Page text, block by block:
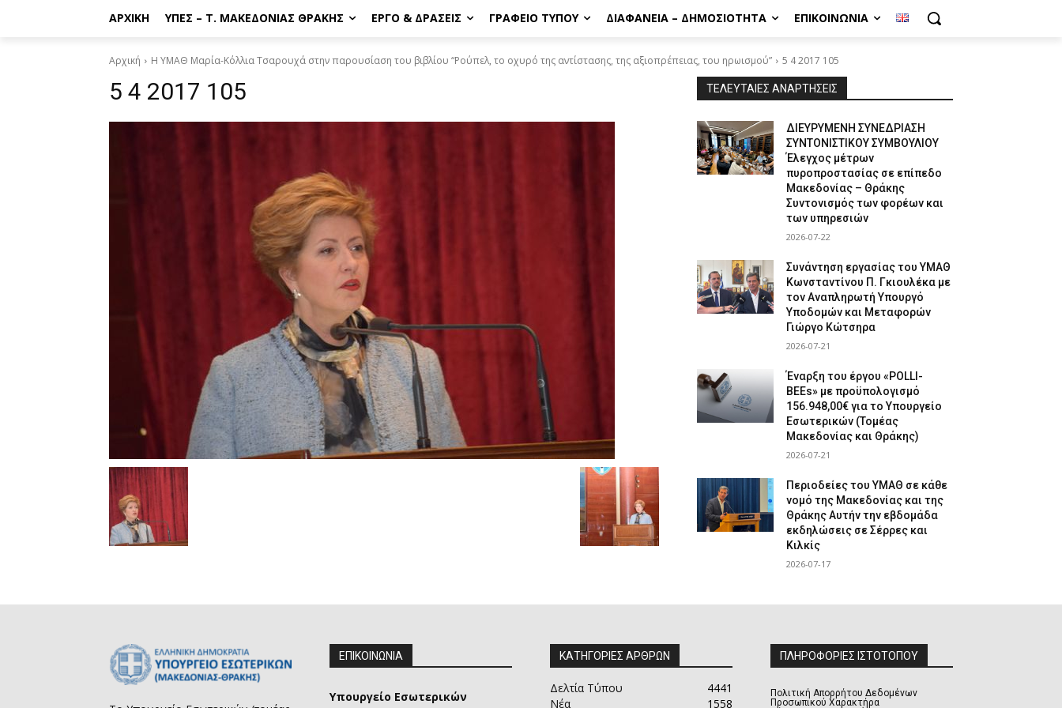
ΑΡΧΙΚΉ ΥΠΕΣ – Τ. ΜΑΚΕΔΟΝΊΑΣ ΘΡΆΚΗΣ ΈΡΓΟ & ΔΡΆΣΕΙΣ ΓΡΑΦΕΊΟ ΤΎΠΟΥ ΔΙΑΦΆΝΕΙΑ – ΔΗΜΟΣΙΌΤΗΤΑ ΕΠΙΚΟΙΝΩΝΊΑ
Αρχική H ΥΜΑΘ Μαρία-Κόλλια Τσαρουχά στην παρουσίαση του βιβλίου “Ρούπελ, το οχυρό της αντίστασης, της αξιοπρέπειας, του ηρωισμού” 5 4 2017 105
5 4 2017 105 ΤΕΛΕΥΤΑΙΕΣ ΑΝΑΡΤΗΣΕΙΣ
ΔΙΕΥΡΥΜΕΝΗ ΣΥΝΕΔΡΙΑΣΗ
ΣΥΝΤΟΝΙΣΤΙΚΟΥ ΣΥΜΒΟΥΛΙΟΥ
Έλεγχος μέτρων
πυροπροστασίας σε επίπεδο
Μακεδονίας – Θράκης
Συντονισμός των φορέων και
των υπηρεσιών
2026-07-22
Συνάντηση εργασίας του ΥΜΑΘ
Κωνσταντίνου Π. Γκιουλέκα με
τον Αναπληρωτή Υπουργό
Υποδομών και Μεταφορών
Γιώργο Κώτσηρα
2026-07-21
Έναρξη του έργου «POLLI-
BEEs» με προϋπολογισμό
156.948,00€ για το Υπουργείο
Εσωτερικών (Τομέας
Μακεδονίας και Θράκης)
2026-07-21
Περιοδείες του ΥΜΑΘ σε κάθε
νομό της Μακεδονίας και της
Θράκης Αυτήν την εβδομάδα
εκδηλώσεις σε Σέρρες και
Κιλκίς
2026-07-17
ΕΠΙΚΟΙΝΩΝΙΑ
Υπουργείο Εσωτερικών
ΚΑΤΗΓΟΡΙΕΣ ΑΡΘΡΩΝ
Δελτία Τύπου
4441
Νέα
1558
ΠΛΗΡΟΦΟΡΙΕΣ ΙΣΤΟΤΟΠΟΥ
Πολιτική Απορρήτου Δεδομένων
Προσωπικού Χαρακτήρα